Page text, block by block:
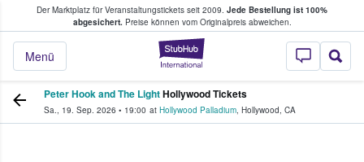
Der Marktplatz für Veranstaltungstickets seit 2009. Jede Bestellung ist 100%
abgesichert.Preise können vom Originalpreis abweichen.
StubHub - Wo
Menü
Tickets kaufen & verkaufen
Peter Hook and The LightHollywood Tickets
Sa., 19. Sep. 2026 • 19:00 at Hollywood Palladium, Hollywood, CA